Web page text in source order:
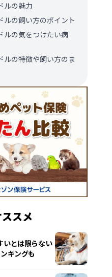
ルの魅力
ルの飼い方のポイント
ルの気をつけたい病
ルの特徴や飼い方のま
スメ
いとは限らない
キングも